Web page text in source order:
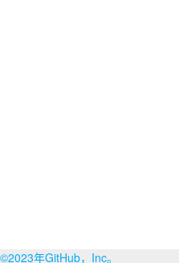
©2023年GitHub，Inc。